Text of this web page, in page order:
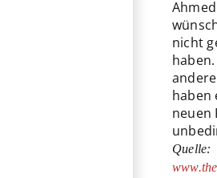
nicht
haben
neuen
Quelle: